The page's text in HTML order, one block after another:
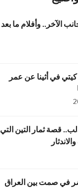
الآخر.. وأفلام ما بعد
في أثينا عن عمر
قصة ثمار التين التي
في صمت بين العراق